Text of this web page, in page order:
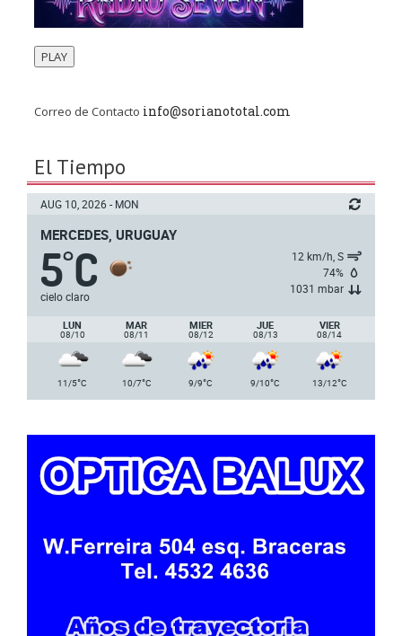
PLAY
Correo de Contacto info@sorianototal.com
El Tiempo
AUG 10, 2026 - MON
MERCEDES, URUGUAY
5°C
cielo claro
12 km/h, S
74%
1031 mbar
LUN
08/10
MAR
08/11
MIER
08/12
JUE
08/13
VIER
08/14
11/5°C 10/7°C 9/9°C 9/10°C 13/12°C